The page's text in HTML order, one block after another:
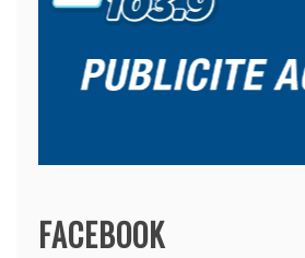
FACEBOOK